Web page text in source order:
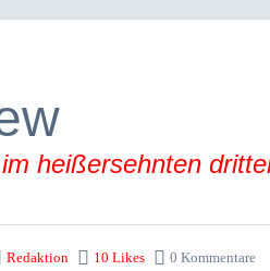
heißersehnten
Redaktion 10 Likes 0 Kommentare